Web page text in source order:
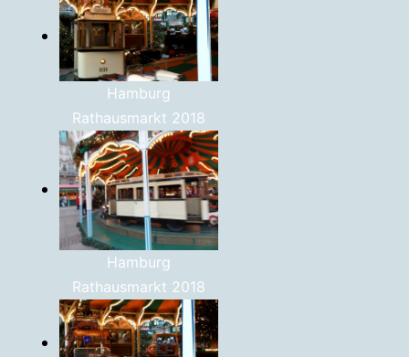
Hamburg
Rathausmarkt 2018
Hamburg
Rathausmarkt 2018